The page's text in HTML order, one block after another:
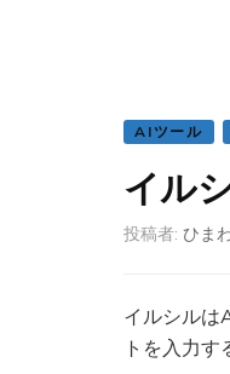
AIツール
イル
投稿者: ひま
イルシルは
トを入力